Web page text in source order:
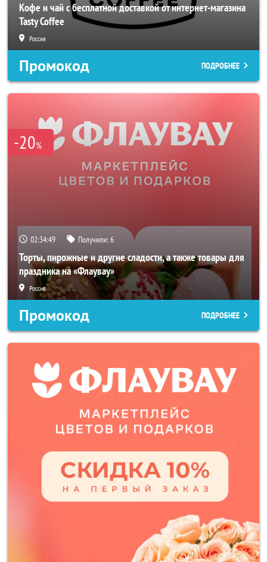
Кофе и чай с бесплатной доставкой от интернет-магазина
Tasty Coffee
Россия
Промокод ПОДРОБНЕЕ
-20%
02:34:47 Получили:6
Торты, пирожные и другие сладости, а также товары для
праздника на «Флаувау»
Россия
Промокод ПОДРОБНЕЕ